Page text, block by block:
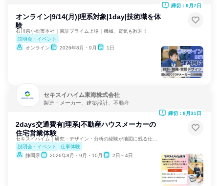
オンライン|9/14(月)|理系対象|1day|技術職を体
験
石川県小松市本社｜東証プライム上場｜機械、電気も歓迎！
説明会・イベント
オンライン
2026年8月・9月 1日
締切：9月7日
セキスイハイム東海株式会社
製造・メーカー、建築設計、不動産
2days交通費有|理系|不動産ハウスメーカーの
住宅営業体験
説明会・イベント
仕事体験
静岡県
2026年8月・9月・10月 2日～4日
締切：8月31日